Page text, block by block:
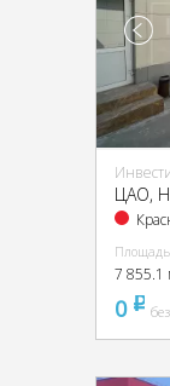
Площадь
7 855.1
0 pуб